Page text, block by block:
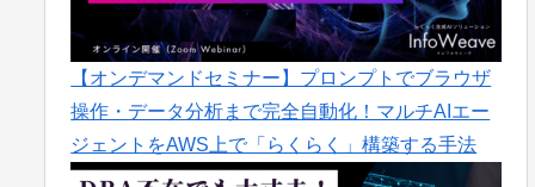
【オンデマンドセミナー】プロンプトでブラウザ
操作・データ分析まで完全自動化！マルチAIエー
ジェントをAWS上で「らくらく」構築する手法